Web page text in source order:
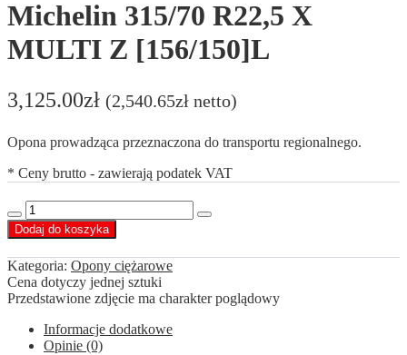
Michelin 315/70 R22,5 X
MULTI Z [156/150]L
3,125.00zł (2,540.65zł netto)
Opona prowadząca przeznaczona do transportu regionalnego.
* Ceny brutto - zawierają podatek VAT
Decrease
quantity
ilość
Michelin
315/70
R22,5
X
MULTI
Z
[156/150]L
Increase
Dodaj do koszyka
Kategoria: Opony ciężarowe
Cena dotyczy jednej sztuki
Przedstawione zdjęcie ma charakter poglądowy
Informacje dodatkowe
Opinie (0)